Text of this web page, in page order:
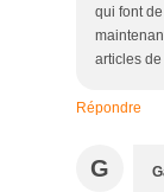
qui font
articles
Répondre
G